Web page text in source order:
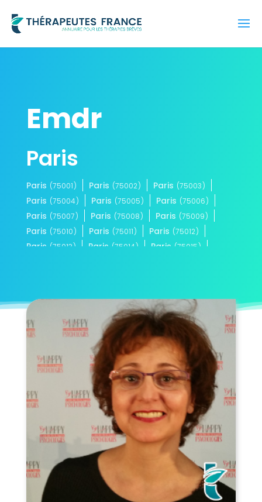
Emdr
Paris
Paris (75001) Paris (75002) Paris (75003)
Paris (75004) Paris (75005) Paris (75006)
Paris (75007) Paris (75008) Paris (75009)
Paris (75010) Paris (75011) Paris (75012)
Paris (75013) Paris (75014) Paris (75015)